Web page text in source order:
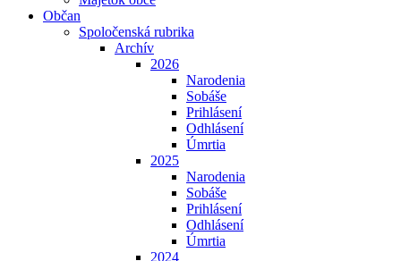
Občan
Spoločenská rubrika
Archív
2026
Narodenia
Sobáše
Prihlásení
Odhlásení
Úmrtia
2025
Narodenia
Sobáše
Prihlásení
Odhlásení
Úmrtia
2024